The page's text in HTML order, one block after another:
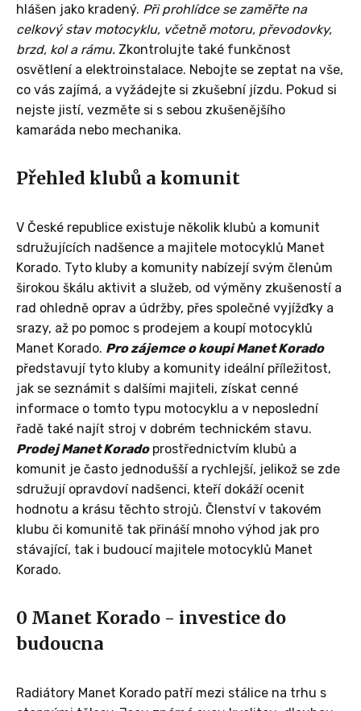
hlášen jako kradený. Při prohlídce se zaměřte na
celkový stav motocyklu, včetně motoru, převodovky,
brzd, kol a rámu. Zkontrolujte také funkčnost
osvětlení a elektroinstalace. Nebojte se zeptat na vše,
co vás zajímá, a vyžádejte si zkušební jízdu. Pokud si
nejste jistí, vezměte si s sebou zkušenějšího
kamaráda nebo mechanika.
Přehled klubů a komunit
V České republice existuje několik klubů a komunit
sdružujících nadšence a majitele motocyklů Manet
Korado. Tyto kluby a komunity nabízejí svým členům
širokou škálu aktivit a služeb, od výměny zkušeností a
rad ohledně oprav a údržby, přes společné vyjížďky a
srazy, až po pomoc s prodejem a koupí motocyklů
Manet Korado. Pro zájemce o koupi Manet Korado
představují tyto kluby a komunity ideální příležitost,
jak se seznámit s dalšími majiteli, získat cenné
informace o tomto typu motocyklu a v neposlední
řadě také najít stroj v dobrém technickém stavu.
Prodej Manet Koradoprostřednictvím klubů a
komunit je často jednodušší a rychlejší, jelikož se zde
sdružují opravdoví nadšenci, kteří dokáží ocenit
hodnotu a krásu těchto strojů. Členství v takovém
klubu či komunitě tak přináší mnoho výhod jak pro
stávající, tak i budoucí majitele motocyklů Manet
Korado.
0 Manet Korado - investice do
budoucna
Radiátory Manet Korado patří mezi stálice na trhu s